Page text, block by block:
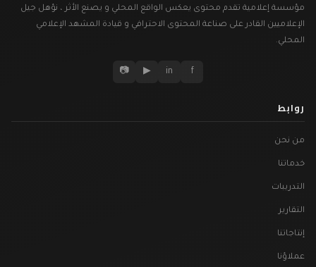
مؤسسة إعلامية تقدم محتوى يعكس الواقع المحلي و يصنع الأثر ، نؤهل جيل
الإعلاميين القادر على صناعة المحتوى الاحترافي و قيادة المشهد الإعلامي
المحلي.
f
in
▶
📷
روابط
من نحن
خدماتنا
التدريبات
التقارير
إنتاجاتنا
عملاؤنا